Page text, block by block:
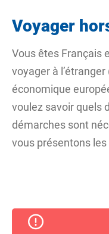
Voyager
Vous êtes Français
voyager à
économique
voulez savoir quels
démarches sont
vous présentons